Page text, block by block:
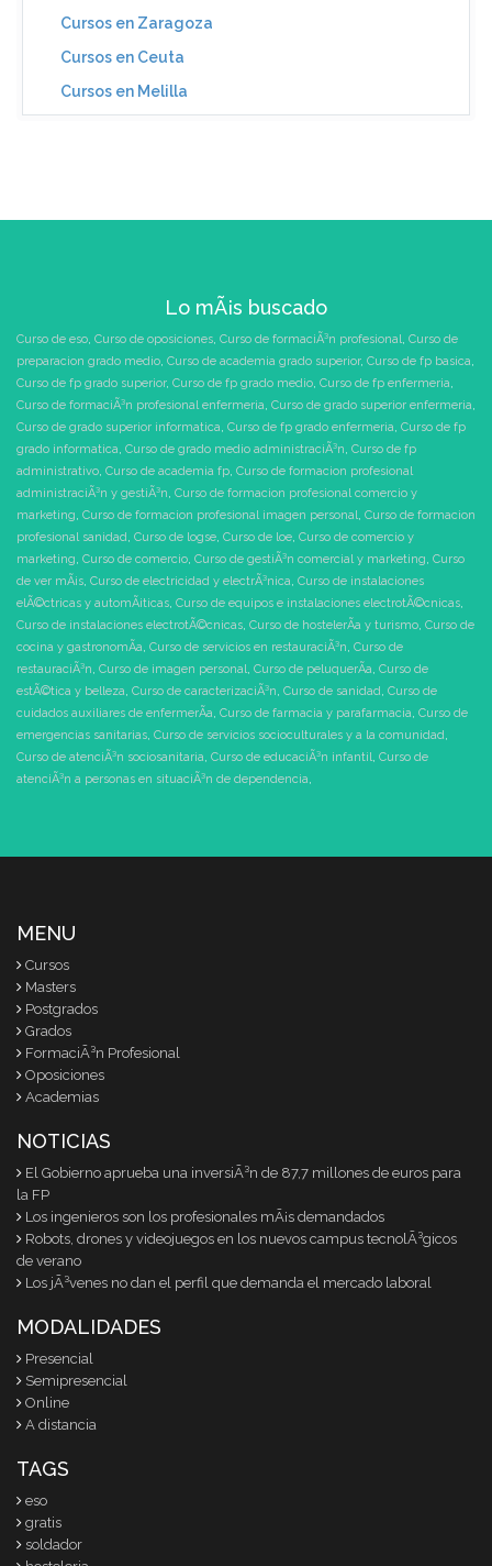
Cursos en Zaragoza
Cursos en Ceuta
Cursos en Melilla
Lo mÃ¡s buscado
Curso de eso, Curso de oposiciones, Curso de formaciÃ³n profesional, Curso de
preparacion grado medio, Curso de academia grado superior, Curso de fp basica,
Curso de fp grado superior, Curso de fp grado medio, Curso de fp enfermeria,
Curso de formaciÃ³n profesional enfermeria, Curso de grado superior enfermeria,
Curso de grado superior informatica, Curso de fp grado enfermeria, Curso de fp
grado informatica, Curso de grado medio administraciÃ³n, Curso de fp
administrativo, Curso de academia fp, Curso de formacion profesional
administraciÃ³n y gestiÃ³n, Curso de formacion profesional comercio y
marketing, Curso de formacion profesional imagen personal, Curso de formacion
profesional sanidad, Curso de logse, Curso de loe, Curso de comercio y
marketing, Curso de comercio, Curso de gestiÃ³n comercial y marketing, Curso
de ver mÃ¡s, Curso de electricidad y electrÃ³nica, Curso de instalaciones
elÃ©ctricas y automÃ¡ticas, Curso de equipos e instalaciones electrotÃ©cnicas,
Curso de instalaciones electrotÃ©cnicas, Curso de hostelerÃ­a y turismo, Curso de
cocina y gastronomÃ­a, Curso de servicios en restauraciÃ³n, Curso de
restauraciÃ³n, Curso de imagen personal, Curso de peluquerÃ­a, Curso de
estÃ©tica y belleza, Curso de caracterizaciÃ³n, Curso de sanidad, Curso de
cuidados auxiliares de enfermerÃ­a, Curso de farmacia y parafarmacia, Curso de
emergencias sanitarias, Curso de servicios socioculturales y a la comunidad,
Curso de atenciÃ³n sociosanitaria, Curso de educaciÃ³n infantil, Curso de
atenciÃ³n a personas en situaciÃ³n de dependencia,
MENU
Cursos
Masters
Postgrados
Grados
FormaciÃ³n Profesional
Oposiciones
Academias
NOTICIAS
El Gobierno aprueba una inversiÃ³n de 87,7 millones de euros para
la FP
Los ingenieros son los profesionales mÃ¡s demandados
Robots, drones y videojuegos en los nuevos campus tecnolÃ³gicos
de verano
Los jÃ³venes no dan el perfil que demanda el mercado laboral
MODALIDADES
Presencial
Semipresencial
Online
A distancia
TAGS
eso
gratis
soldador